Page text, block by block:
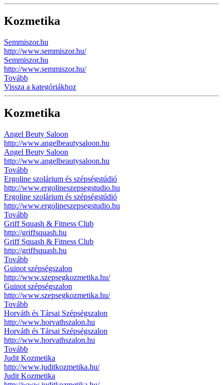
Kozmetika
Semmiszor.hu
http://www.semmiszor.hu/
Semmiszor.hu
http://www.semmiszor.hu/
Tovább
Vissza a kategóriákhoz
Kozmetika
Angel Beuty Saloon
http://www.angelbeautysaloon.hu
Angel Beuty Saloon
http://www.angelbeautysaloon.hu
Tovább
Ergoline szolárium és szépségstúdió
http://www.ergolineszepsegstudio.hu
Ergoline szolárium és szépségstúdió
http://www.ergolineszepsegstudio.hu
Tovább
Griff Squash & Fitness Club
http://griffsquash.hu
Griff Squash & Fitness Club
http://griffsquash.hu
Tovább
Guinot szépségszalon
http://www.szepsegkozmetika.hu/
Guinot szépségszalon
http://www.szepsegkozmetika.hu/
Tovább
Horváth és Társai Szépségszalon
http://www.horvathszalon.hu
Horváth és Társai Szépségszalon
http://www.horvathszalon.hu
Tovább
Judit Kozmetika
http://www.juditkozmetika.hu/
Judit Kozmetika